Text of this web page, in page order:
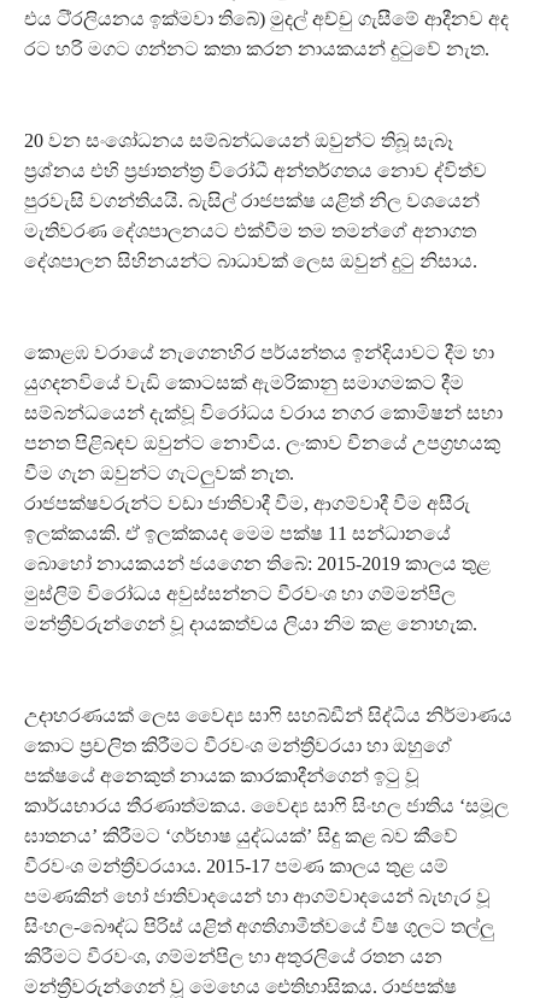
එය ටි්‍රලියනය ඉක්මවා තිබේ) මුදල් අච්චු ගැසීමේ ආදීනව අද
රට හරි මගට ගන්නට කතා කරන නායකයන් දුටුවේ නැත.
20 වන සංශෝධනය සම්බන්ධයෙන් ඔවුන්ට තිබූ සැබෑ
ප්‍රශ්නය එහි ප්‍රජාතන්ත්‍ර විරෝධී අන්තර්ගතය නොව ද්විත්ව
පුරවැසි වගන්තියයි. බැසිල් රාජපක්ෂ යළිත් නිල වශයෙන්
මැතිවරණ දේශපාලනයට එක්වීම තම තමන්ගේ අනාගත
දේශපාලන සිහිනයන්ට බාධාවක් ලෙස ඔවුන් දුටු නිසාය.
කොළඹ වරායේ නැගෙනහිර පර්යන්තය ඉන්දියාවට දීම හා
යුගදනවියේ වැඩි කොටසක් ඇමරිකානු සමාගමකට දීම
සම්බන්ධයෙන් දැක්වූ විරෝධය වරාය නගර කොමිෂන් සභා
පනත පිළිබඳව ඔවුන්ට නොවීය. ලංකාව චීනයේ උපග්‍රහයකු
වීම ගැන ඔවුන්ට ගැටලුවක් නැත.
රාජපක්ෂවරුන්ට වඩා ජාතිවාදී වීම, ආගම්වාදී වීම අසීරු
ඉලක්කයකි. ඒ ඉලක්කයද මෙම පක්ෂ 11 සන්ධානයේ
බොහෝ නායකයන් ජයගෙන තිබේ: 2015-2019 කාලය තුළ
මුස්ලිම් විරෝධය අවුස්සන්නට වීරවංශ හා ගම්මන්පිල
මන්ත්‍රීවරුන්ගෙන් වූ දායකත්වය ලියා නිම කළ නොහැක.
උදාහරණයක් ලෙස වෛද්‍ය සාෆි සහබ්ඩීන් සිද්ධිය නිර්මාණය
කොට ප්‍රචලිත කිරීමට වීරවංශ මන්ත්‍රීවරයා හා ඔහුගේ
පක්ෂයේ අනෙකුත් නායක කාරකාදීන්ගෙන් ඉටු වූ
කාර්යභාරය තීරණාත්මකය. වෛද්‍ය සාෆි සිංහල ජාතිය ‘සමූල
ඝාතනය’ කිරීමට ‘ගර්භාෂ යුද්ධයක්’ සිදු කළ බව කීවේ
වීරවංශ මන්ත්‍රීවරයාය. 2015-17 පමණ කාලය තුළ යම්
පමණකින් හෝ ජාතිවාදයෙන් හා ආගම්වාදයෙන් බැහැර වූ
සිංහල-බෞද්ධ පිරිස් යළිත් අගතිගාමීත්වයේ විෂ ගුලට තල්ලු
කිරීමට වීරවංශ, ගම්මන්පිල හා අතුරලියේ රතන යන
මන්ත්‍රීවරුන්ගෙන් වූ මෙහෙය ඓතිහාසිකය. රාජපක්ෂ